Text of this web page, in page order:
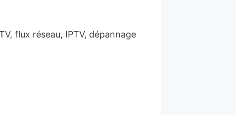
flux réseau, IPTV, dépannage